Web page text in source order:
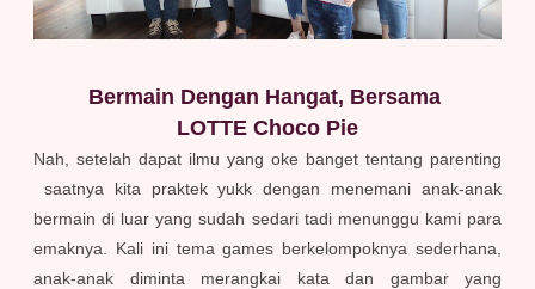
Bermain Dengan Hangat, Bersama
LOTTE Choco Pie
Nah, setelah dapat ilmu yang oke banget tentang parenting
saatnya kita praktek yukk dengan menemani anak-anak
bermain di luar yang sudah sedari tadi menunggu kami para
emaknya. Kali ini tema games berkelompoknya sederhana,
anak-anak diminta merangkai kata dan gambar yang